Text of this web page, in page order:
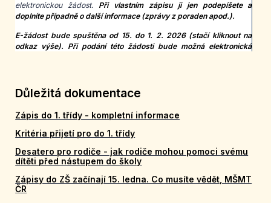
elektronickou žádost. Při vlastním zápisu ji jen podepíšete a
doplníte případně o další informace (zprávy z poraden apod.).
E-žádost bude spuštěna od 15. do 1. 2. 2026 (stačí kliknout na
odkaz výše). Při podání této žádosti bude možná elektronická
Obrázkový návod k elektronické rezervaci času příchodu na
zápis
PAPÍROVÁ ŽÁDOST
Důležitá dokumentace
Zápis do 1. třídy - kompletní informace
Kritéria přijetí pro do 1. třídy
Desatero pro rodiče - jak rodiče mohou pomoci svému
dítěti před nástupem do školy
Zápisy do ZŠ začínají 15. ledna. Co musíte vědět, MŠMT
ČR